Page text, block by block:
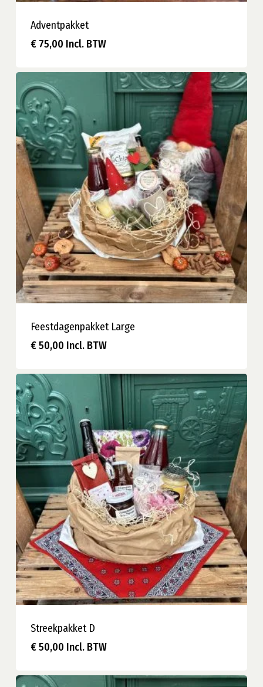
Adventpakket
€75,00 Incl. BTW
Feestdagenpakket Large
€50,00 Incl. BTW
€ 50,00 Incl. BTW
Streekpakket D
€50,00 Incl. BTW
€ 50,00 Incl. BTW